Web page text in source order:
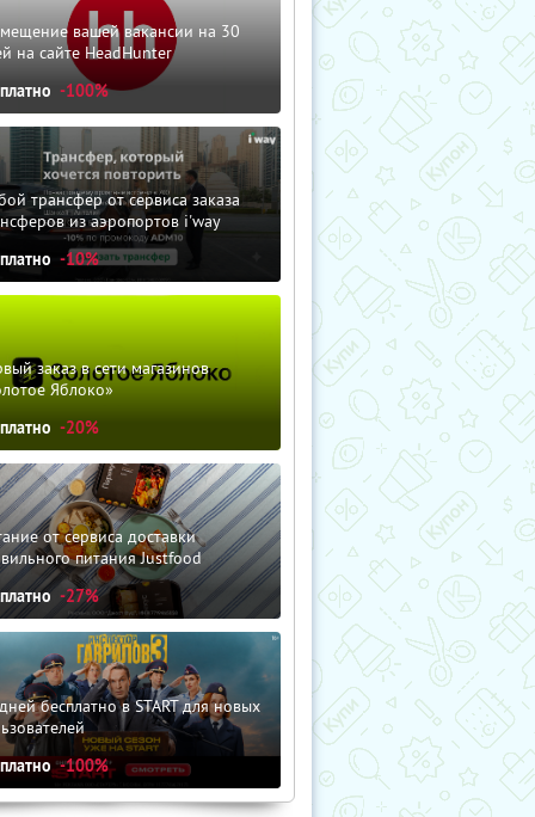
вашей вакансии на 30
на сайте HeadHunter
-100%
трансфер от сервиса заказа
из аэропортов i'way
-10%
заказ в сети магазинов
Яблоко»
-20%
от сервиса доставки
питания Justfood
-27%
бесплатно в START для новых
-100%